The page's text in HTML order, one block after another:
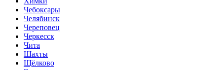
Чебоксары
Челябинск
Череповец
Черкесск
Чита
Шахты
Щёлково